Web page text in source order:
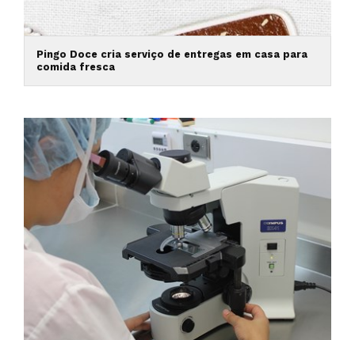
Pingo Doce cria serviço de entregas em casa para
comida fresca